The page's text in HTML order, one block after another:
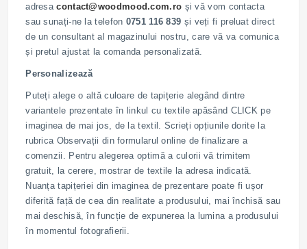
adresacontact@woodmood.com.ro și vă vom contacta
sau sunați-ne la telefon 0751 116 839 și veți fi preluat direct
de un consultant al magazinului nostru, care vă va comunica
și pretul ajustat la comanda personalizată.
Personalizează
Puteți alege o altă culoare de tapițerie alegând dintre
variantele prezentate în linkul cu textile apăsând CLICK pe
imaginea de mai jos, de la textil. Scrieți opțiunile dorite la
rubrica Observații din formularul online de finalizare a
comenzii. Pentru alegerea optimă a culorii vă trimitem
gratuit, la cerere, mostrar de textile la adresa indicată.
Nuanța tapițeriei din imaginea de prezentare poate fi ușor
diferită față de cea din realitate a produsului, mai închisă sau
mai deschisă, în funcție de expunerea la lumina a produsului
în momentul fotografierii.